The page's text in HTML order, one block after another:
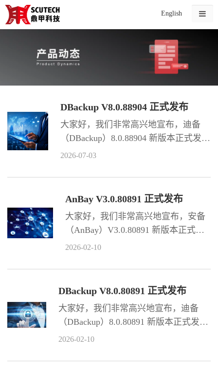
English
DBackup V8.0.88904 正式发布
大家好，我们非常高兴地宣布，迪备
（DBackup）8.0.88904 新版本正式发布
了！ 此版本新增超过 50 项功能特性，
分功能，以及新增更新 300 多本产品手
2026-07-03
AnBay V3.0.80891 正式发布
大家好，我们非常高兴地宣布，安备
（AnBay）V3.0.80891 新版本正式发
布！ 此版本新增 5 项功能特性，完成
和更新 9 本产品手册。
2026-02-10
DBackup V8.0.80891 正式发布
大家好，我们非常高兴地宣布，迪备
（DBackup）8.0.80891 新版本正式发布
了！ 此版本新增 60 余项功能特性，全
能优化与缺陷修复，同步新增和更新 70
2026-02-10